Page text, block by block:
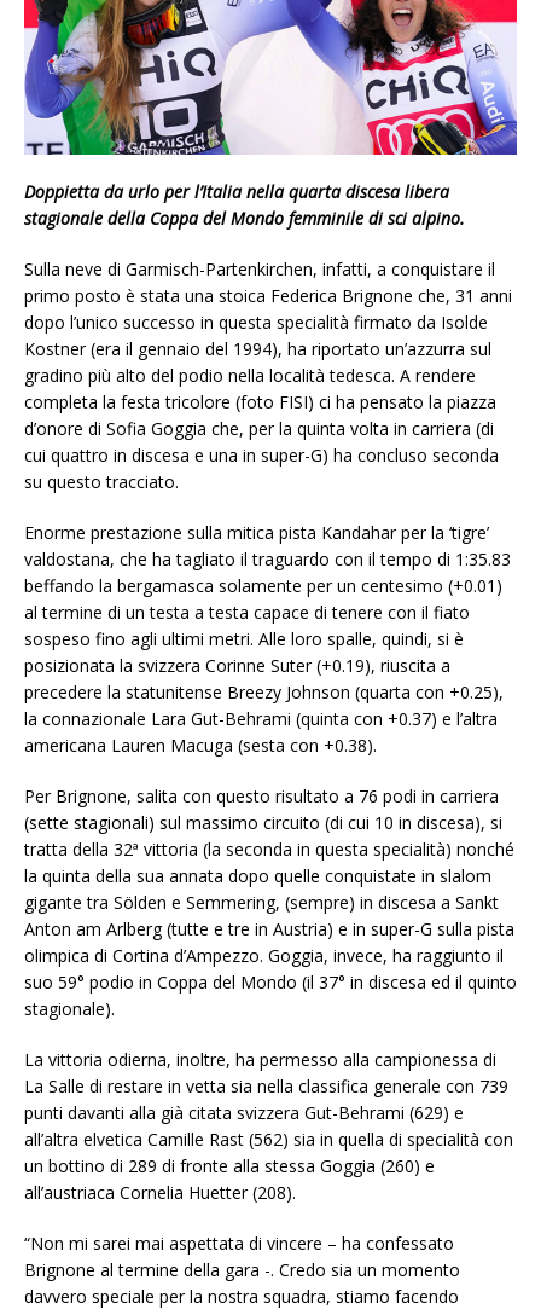
Doppietta da urlo per l’Italia nella quarta discesa libera
stagionale della Coppa del Mondo femminile di sci alpino.
Sulla neve di Garmisch-Partenkirchen, infatti, a conquistare il
primo posto è stata una stoica Federica Brignone che, 31 anni
dopo l’unico successo in questa specialità firmato da Isolde
Kostner (era il gennaio del 1994), ha riportato un’azzurra sul
gradino più alto del podio nella località tedesca. A rendere
completa la festa tricolore (foto FISI) ci ha pensato la piazza
d’onore di Sofia Goggia che, per la quinta volta in carriera (di
cui quattro in discesa e una in super-G) ha concluso seconda
su questo tracciato.
Enorme prestazione sulla mitica pista Kandahar per la ‘tigre’
valdostana, che ha tagliato il traguardo con il tempo di 1:35.83
beffando la bergamasca solamente per un centesimo (+0.01)
al termine di un testa a testa capace di tenere con il fiato
sospeso fino agli ultimi metri. Alle loro spalle, quindi, si è
posizionata la svizzera Corinne Suter (+0.19), riuscita a
precedere la statunitense Breezy Johnson (quarta con +0.25),
la connazionale Lara Gut-Behrami (quinta con +0.37) e l’altra
americana Lauren Macuga (sesta con +0.38).
Per Brignone, salita con questo risultato a 76 podi in carriera
(sette stagionali) sul massimo circuito (di cui 10 in discesa), si
tratta della 32ª vittoria (la seconda in questa specialità) nonché
la quinta della sua annata dopo quelle conquistate in slalom
gigante tra Sölden e Semmering, (sempre) in discesa a Sankt
Anton am Arlberg (tutte e tre in Austria) e in super-G sulla pista
olimpica di Cortina d’Ampezzo. Goggia, invece, ha raggiunto il
suo 59° podio in Coppa del Mondo (il 37° in discesa ed il quinto
stagionale).
La vittoria odierna, inoltre, ha permesso alla campionessa di
La Salle di restare in vetta sia nella classifica generale con 739
punti davanti alla già citata svizzera Gut-Behrami (629) e
all’altra elvetica Camille Rast (562) sia in quella di specialità con
un bottino di 289 di fronte alla stessa Goggia (260) e
all’austriaca Cornelia Huetter (208).
“Non mi sarei mai aspettata di vincere – ha confessato
Brignone al termine della gara -. Credo sia un momento
davvero speciale per la nostra squadra, stiamo facendo